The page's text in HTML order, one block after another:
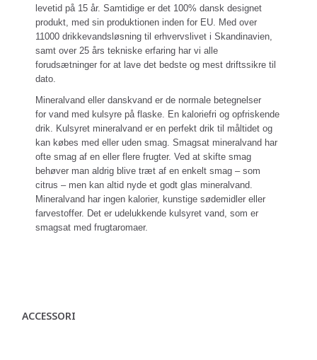
levetid på 15 år. Samtidige er det 100% dansk designet
produkt, med sin produktionen inden for EU. Med over
11000 drikkevandsløsning til erhvervslivet i Skandinavien,
samt over 25 års tekniske erfaring har vi alle
forudsætninger for at lave det bedste og mest driftssikre til
dato.
Mineralvand eller danskvand er de normale betegnelser
for vand med kulsyre på flaske. En kaloriefri og opfriskende
drik. Kulsyret mineralvand er en perfekt drik til måltidet og
kan købes med eller uden smag. Smagsat mineralvand har
ofte smag af en eller flere frugter. Ved at skifte smag
behøver man aldrig blive træt af en enkelt smag – som
citrus – men kan altid nyde et godt glas mineralvand.
Mineralvand har ingen kalorier, kunstige sødemidler eller
farvestoffer. Det er udelukkende kulsyret vand, som er
smagsat med frugtaromaer.
ACCESSORI